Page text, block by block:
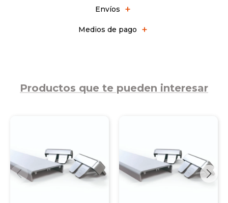
Envíos
Medios de pago
Productos que te pueden interesar